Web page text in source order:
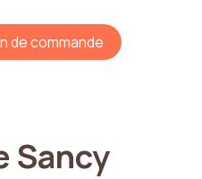
de commande
Sancy